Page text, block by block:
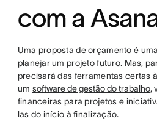
com a
Uma proposta de orçamento é
planejar um projeto futuro. Mas,
precisará das ferramentas certas
um software de gestão do trabalho,
financeiras para projetos e
las do início à finalização.